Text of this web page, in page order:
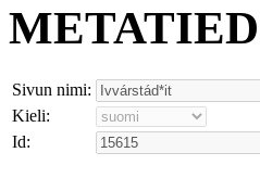
Sivun nimi:
Kieli:
Id: